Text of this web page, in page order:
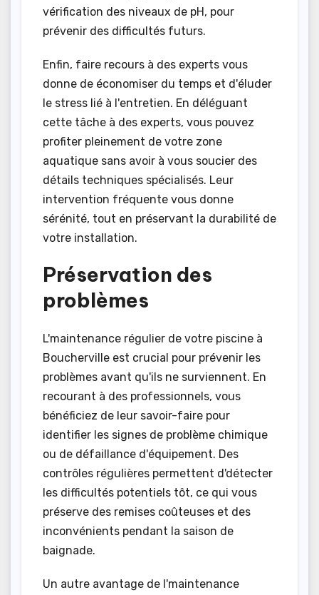
vérification des niveaux de pH, pour
prévenir des difficultés futurs.
Enfin, faire recours à des experts vous
donne de économiser du temps et d'éluder
le stress lié à l'entretien. En déléguant
cette tâche à des experts, vous pouvez
profiter pleinement de votre zone
aquatique sans avoir à vous soucier des
détails techniques spécialisés. Leur
intervention fréquente vous donne
sérénité, tout en préservant la durabilité de
votre installation.
Préservation des
problèmes
L'maintenance régulier de votre piscine à
Boucherville est crucial pour prévenir les
problèmes avant qu'ils ne surviennent. En
recourant à des professionnels, vous
bénéficiez de leur savoir-faire pour
identifier les signes de problème chimique
ou de défaillance d'équipement. Des
contrôles régulières permettent d'détecter
les difficultés potentiels tôt, ce qui vous
préserve des remises coûteuses et des
inconvénients pendant la saison de
baignade.
Un autre avantage de l'maintenance